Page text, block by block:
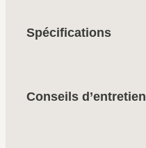
Spécifications
Conseils d’entretien